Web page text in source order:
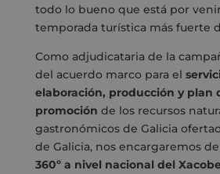
todo lo bueno que está por
temporada turística más fuerte
Como adjudicataria de la
del acuerdo marco para el
elaboración, producción y plan
promoción de los recursos
gastronómicos de Galicia
de Galicia, nos encargaremos
360º a nivel nacional del